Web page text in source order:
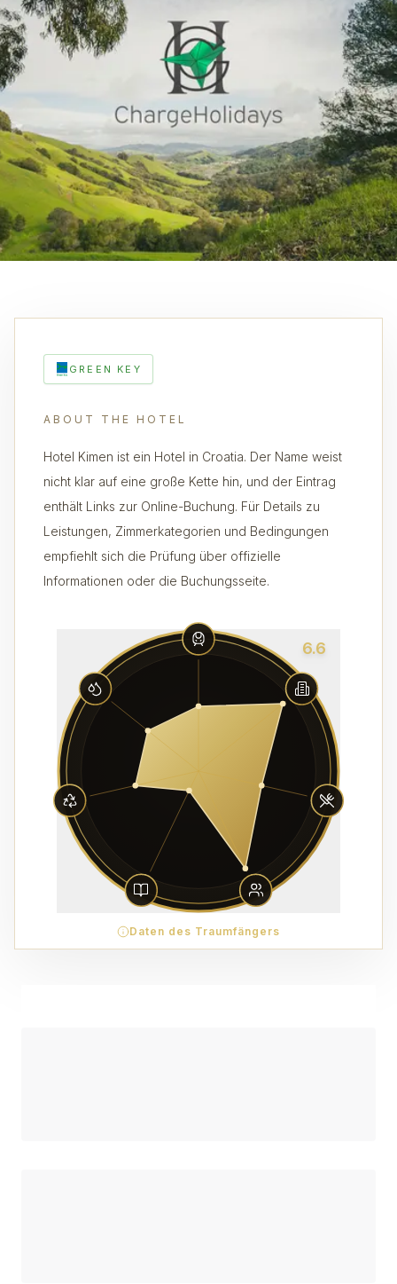
GREEN KEY
ABOUT THE HOTEL
Hotel Kimen ist ein Hotel in Croatia. Der Name weist
nicht klar auf eine große Kette hin, und der Eintrag
enthält Links zur Online-Buchung. Für Details zu
Leistungen, Zimmerkategorien und Bedingungen
empfiehlt sich die Prüfung über offizielle
Informationen oder die Buchungsseite.
6.6
Daten des Traumfängers